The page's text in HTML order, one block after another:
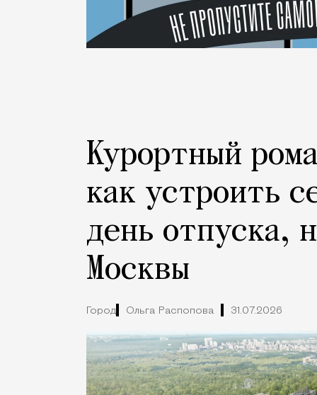
Курортный
как устроить
день отпуска,
Москвы
Город Ольга Распопова 31.07.2026